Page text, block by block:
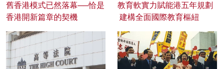
舊香港模式已然落幕──恰是
香港開新篇章的契機
教育軟實力賦能港五年規劃
建構全面國際教育樞紐